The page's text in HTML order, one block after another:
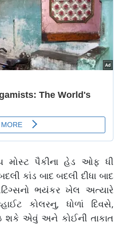
મોસ્ટ પૈકીના હેડ ઓફ ધી
કાંડ બાદ બદલી દીધા બાદ
ભયંકર ખેલ અત્યારે
કોલરનુ, ધોળાં દિવસે,
શકે એવું અને કોઈની તાકાત